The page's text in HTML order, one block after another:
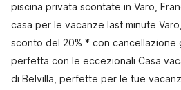
piscina privata scontate in Varo,
casa per le vacanze last minute
sconto del 20% * con cancellazione
perfetta con le eccezionali Casa
di Belvilla, perfette per le tue